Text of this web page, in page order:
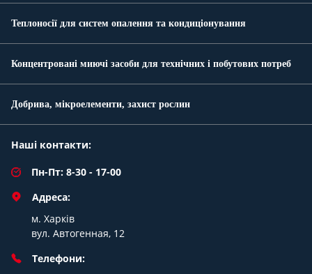
Теплоносії для систем опалення та кондиціонування
Концентровані миючі засоби для технічних і побутових потреб
Добрива, мікроелементи, захист рослин
Наші контакти:
Пн-Пт: 8-30 - 17-00
Адреса:
м. Харків
вул. Автогенная, 12
Телефони: